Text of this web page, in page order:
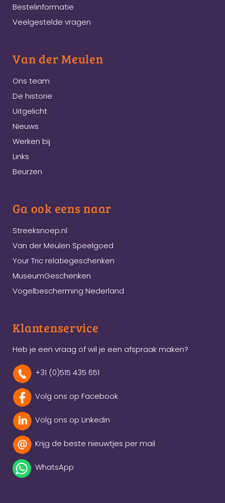
Bestelinformatie
Veelgestelde vragen
Van der Meulen
Ons team
De historie
Uitgelicht
Nieuws
Werken bij
Links
Beurzen
Ga ook eens naar
Streeksnoep.nl
Van der Meulen Speelgoed
Your Tric relatiegeschenken
MuseumGeschenken
Vogelbescherming Nederland
Klantenservice
Heb je een vraag of wil je een afspraak maken?
+31 (0)515 435 651
Volg ons op Facebook
Volg ons op Linkedin
Krijg de beste nieuwtjes per mail
WhatsApp